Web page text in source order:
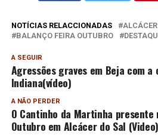
NOTÍCIAS RELACCIONADAS
BALANÇO FEIRA OUTUBRO
A SEGUIR
Agressões graves em Beja com a
Indiana(vídeo)
A NÃO PERDER
O Cantinho da Martinha presente
Outubro em Alcácer do Sal (Video)